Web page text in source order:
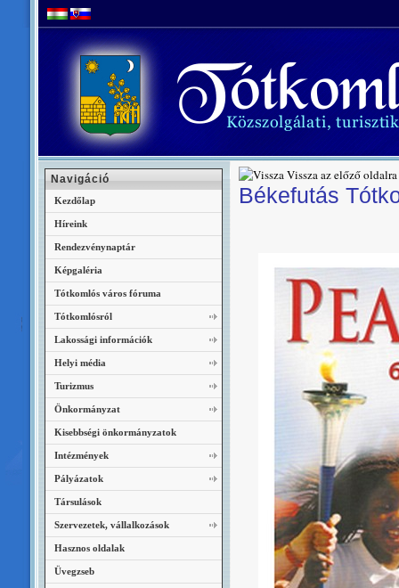
Vissza az előző oldalra
Békefutás
Navigáció
Kezdőlap
Híreink
Rendezvénynaptár
Képgaléria
Tótkomlós város fóruma
Tótkomlósról
Lakossági információk
Helyi média
Turizmus
Önkormányzat
Kisebbségi önkormányzatok
Intézmények
Pályázatok
Társulások
Szervezetek, vállalkozások
Hasznos oldalak
Üvegzseb